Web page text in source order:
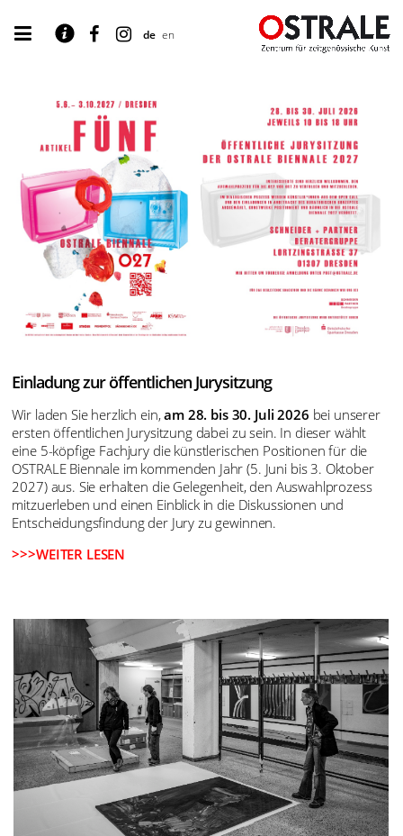
de en
Einladung zur öffentlichen Jurysitzung
Wir laden Sie herzlich ein,am 28. bis 30. Juli 2026 bei unserer
ersten öffentlichen Jurysitzung dabei zu sein. In dieser wählt
eine 5-köpfige Fachjury die künstlerischen Positionen für die
OSTRALE Biennale im kommenden Jahr (5. Juni bis 3. Oktober
2027) aus. Sie erhalten die Gelegenheit, den Auswahlprozess
mitzuerleben und einen Einblick in die Diskussionen und
Entscheidungsfindung der Jury zu gewinnen.
>>>WEITER LESEN